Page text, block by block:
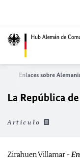
Hub Alemán de
Enlaces sobre
La República
Artículo
Zirahuen Villamar -